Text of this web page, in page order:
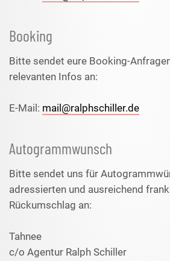
Booking
Bitte sendet eure Booking-
relevanten Infos an:
E-Mail: mail@ralphschiller.de
Autogrammwunsch
Bitte sendet uns für
adressierten und ausreichend
Rückumschlag an:
Tahnee
c/o Agentur Ralph Schiller